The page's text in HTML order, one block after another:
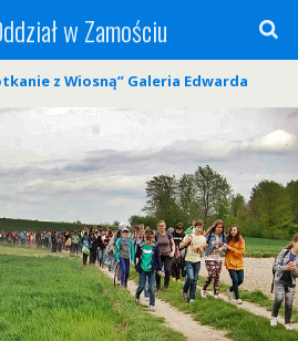
w Zamościu
z Wiosną” Galeria Edwarda